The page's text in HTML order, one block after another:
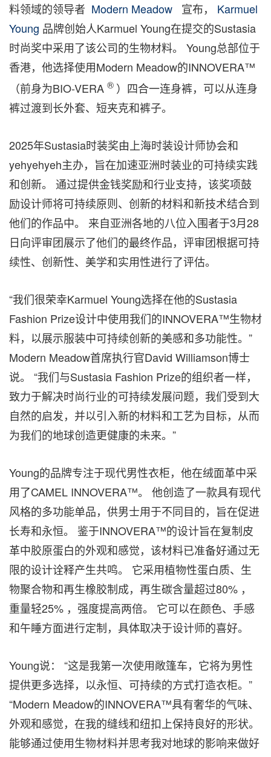
料领域的领导者 Modern Meadow 宣布， Karmuel
Young 品牌创始人Karmuel Young在提交的Sustasia
时尚奖中采用了该公司的生物材料。 Young总部位于
香港，他选择使用Modern Meadow的INNOVERA™
（前身为BIO-VERA ® ）四合一连身裤，可以从连身
裤过渡到长外套、短夹克和裤子。
2025年Sustasia时装奖由上海时装设计师协会和
yehyehyeh主办，旨在加速亚洲时装业的可持续实践
和创新。 通过提供金钱奖励和行业支持，该奖项鼓
励设计师将可持续原则、创新的材料和新技术结合到
他们的作品中。 来自亚洲各地的八位入围者于3月28
日向评审团展示了他们的最终作品，评审团根据可持
续性、创新性、美学和实用性进行了评估。
“我们很荣幸Karmuel Young选择在他的Sustasia
Fashion Prize设计中使用我们的INNOVERA™生物材
料，以展示服装中可持续创新的美感和多功能性。”
Modern Meadow首席执行官David Williamson博士
说。 “我们与Sustasia Fashion Prize的组织者一样，
致力于解决时尚行业的可持续发展问题，我们受到大
自然的启发，并以引入新的材料和工艺为目标，从而
为我们的地球创造更健康的未来。”
Young的品牌专注于现代男性衣柜，他在绒面革中采
用了CAMEL INNOVERA™。 他创造了一款具有现代
风格的多功能单品，供男士用于不同目的，旨在促进
长寿和永恒。 鉴于INNOVERA™的设计旨在复制皮
革中胶原蛋白的外观和感觉，该材料已准备好通过无
限的设计诠释产生共鸣。 它采用植物性蛋白质、生
物聚合物和再生橡胶制成，再生碳含量超过80% ，
重量轻25% ，强度提高两倍。 它可以在颜色、手感
和午睡方面进行定制，具体取决于设计师的喜好。
Young说： “这是我第一次使用敞篷车，它将为男性
提供更多选择，以永恒、可持续的方式打造衣柜。”
“Modern Meadow的INNOVERA™具有奢华的气味、
外观和感觉，在我的缝线和纽扣上保持良好的形状。
能够通过使用生物材料并思考我对地球的影响来做好